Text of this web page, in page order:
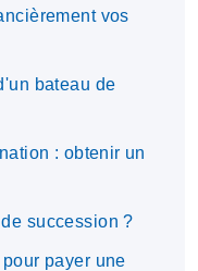
vos
bateau de
: obtenir un
succession ?
payer une